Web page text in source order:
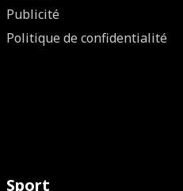
Publicité
Politique de confidentialité
Sport